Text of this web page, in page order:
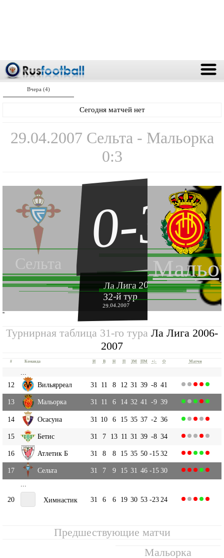
Вчера (4)
Сегодня матчей нет
29.04.2007 Сельта - Мальорка
0:3
Сельта
0-3
Ла Лига 2006-2007
32-й тур
29.04.2007
''
Турнирная таблица 31-го тура Ла Лига 2006-
2007
# Команда И В Н П ЗМ ПМ +|- О Матчи
12
Вильярреал 31 11 8 12 31 39 -8 41
13 Мальорка 31 11 6 14 32 41 -9 39
14 Осасуна 31 10 6 15 35 37 -2 36
15 Бетис 31 7 13 11 31 39 -8 34
16 Атлетик Б 31 8 8 15 35 50 -15 32
17 Сельта 31 7 9 15 31 46 -15 30
20
Химнастик 31 6 6 19 30 53 -23 24
Предшествующие матчи
Мальорка